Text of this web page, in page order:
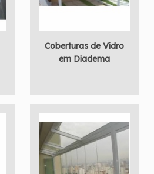
Coberturas de Vidro
em Diadema